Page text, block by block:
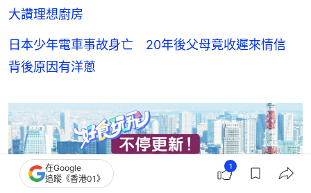
大讚理想廚房
日本少年電車事故身亡 20年後父母竟收遲來情信
背後原因有洋蔥
在Google
追蹤《香港01》
1